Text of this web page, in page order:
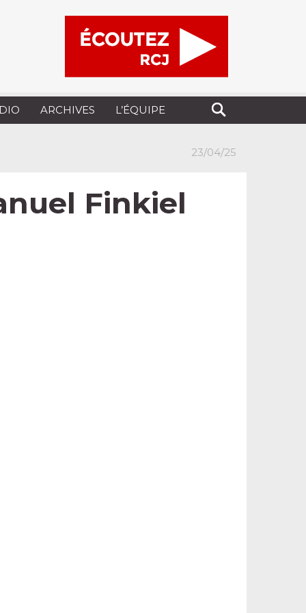
ARCHIVES L’ÉQUIPE
23/04/25
Finkiel